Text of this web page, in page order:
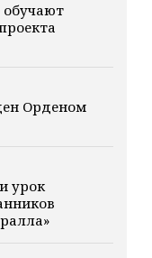
Орденом
урок